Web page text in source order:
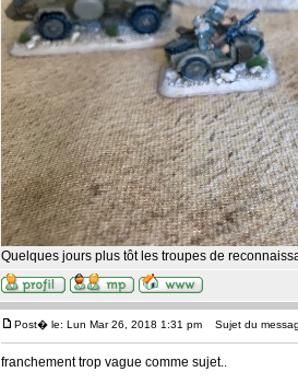
Quelques jours plus tôt les troupes de
Post� le: Lun Mar 26, 2018 1:31 pm Sujet du
franchement trop vague comme sujet..